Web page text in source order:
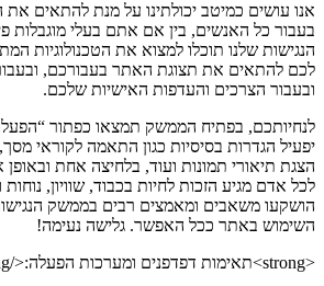
אנו עושים כמיטב יכולתינו על מנת להתאים
בעבור כל האנשים, בין אם אתם בעלי מוגבלות
הנגישות שלנו תוכלו למצוא את הטכנולוגיות
לכם להתאים את תצוגת האתר בעבורכם, ובעבור
ובעבור הצרכים והעדפות האישיות שלכם.
לנחיותכם, בפתיח הממשק תמצאו כפתור
יפעיל הגדרות בסיסיות כגון התאמה לקוראי
הצגת תיאורי תמונות ועוד, בלחיצה אחת ובאופן
לכל אדם מגיע הזכות לחיות בכבוד, שוויון,
הושקעו משאבים ומאמצים רבים בממשק
השימוש באתר ככל האפשר. גלישה נעימה!
<strong>תאימות דפדפנים ומערכות הפעלה:</strong>